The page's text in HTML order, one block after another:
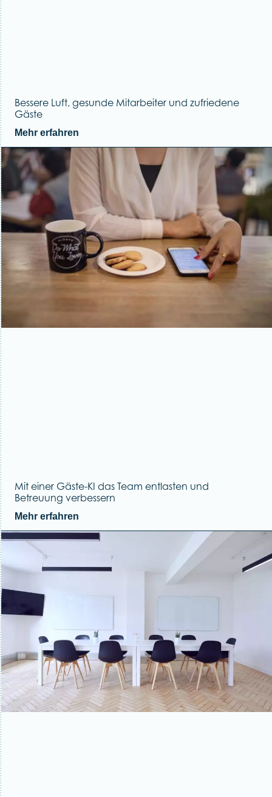
Bessere Luft, gesunde Mitarbeiter und zufriedene
Gäste
Mehr erfahren
Mit einer Gäste-KI das Team entlasten und
Betreuung verbessern
Mehr erfahren